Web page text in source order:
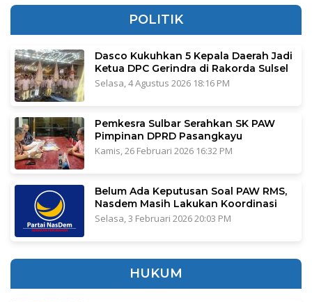
POLITIK
Dasco Kukuhkan 5 Kepala Daerah Jadi
Ketua DPC Gerindra di Rakorda Sulsel
Selasa, 4 Agustus 2026 18:16 PM
Pemkesra Sulbar Serahkan SK PAW
Pimpinan DPRD Pasangkayu
Kamis, 26 Februari 2026 16:32 PM
Belum Ada Keputusan Soal PAW RMS,
Nasdem Masih Lakukan Koordinasi
Selasa, 3 Februari 2026 20:03 PM
HUKUM